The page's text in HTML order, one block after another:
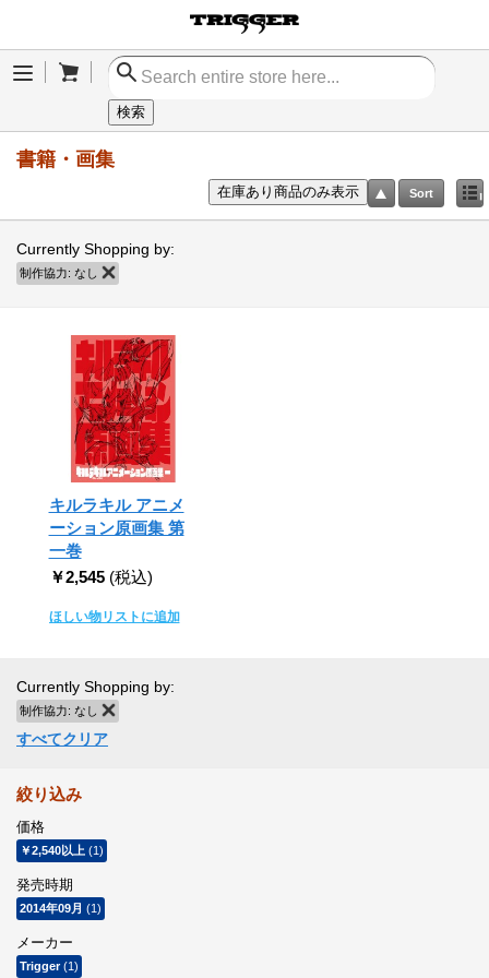
Menu
検索
書籍・画集
Sort
在庫あり商品のみ表示
Currently Shopping by:
制作協力: なし
キルラキル アニメ
ーション原画集 第
一巻
￥2,545 (税込)
ほしい物リストに追加
Currently Shopping by:
制作協力: なし
すべてクリア
絞り込み
価格
￥2,540以上 (1)
発売時期
2014年09月 (1)
メーカー
Trigger(1)